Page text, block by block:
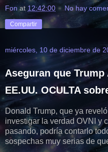
Fon at 12:42:00 No hay
Compartir
miércoles, 10 de diciembre de
Aseguran que
EE.UU. OCULTA
Donald Trump, que ya
investigar la verdad OVNI y
pasando, podría contarlo
sospechas muy serias de